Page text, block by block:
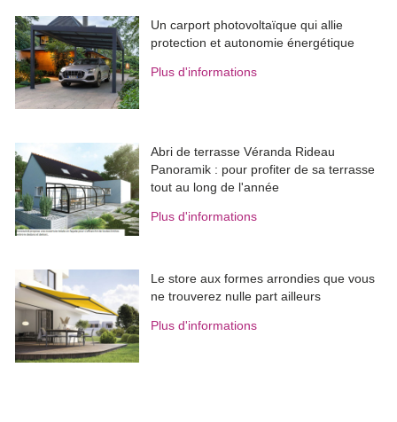
Un carport photovoltaïque qui allie
protection et autonomie énergétique
Plus d'informations
Abri de terrasse Véranda Rideau
Panoramik : pour profiter de sa terrasse
tout au long de l'année
Plus d'informations
Le store aux formes arrondies que vous
ne trouverez nulle part ailleurs
Plus d'informations